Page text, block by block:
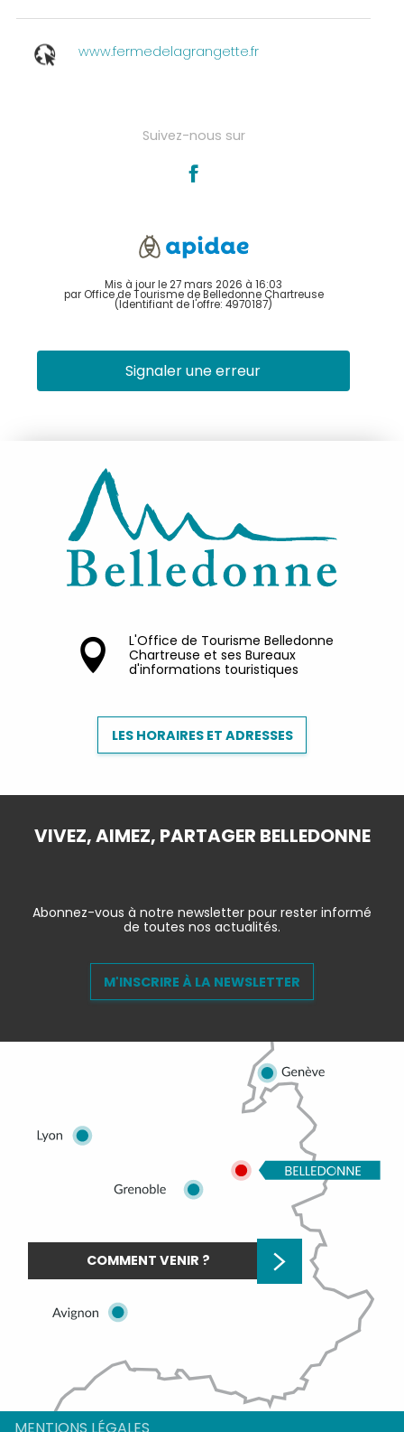
www.fermedelagrangette.fr
Suivez-nous sur
Mis à jour le 27 mars 2026 à 16:03
par Office de Tourisme de Belledonne Chartreuse
(Identifiant de l'offre: 4970187)
Signaler une erreur
L'Office de Tourisme Belledonne
Chartreuse et ses Bureaux
d'informations touristiques
LES HORAIRES ET ADRESSES
VIVEZ, AIMEZ, PARTAGER BELLEDONNE
Abonnez-vous à notre newsletter pour rester informé
de toutes nos actualités.
M'INSCRIRE À LA NEWSLETTER
COMMENT VENIR ?
MENTIONS LÉGALES